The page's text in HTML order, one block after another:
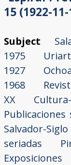
15 (1922-
Subject
1975
1927
1968
XX
Publicaciones
Salvador-
seriadas
Exposiciones